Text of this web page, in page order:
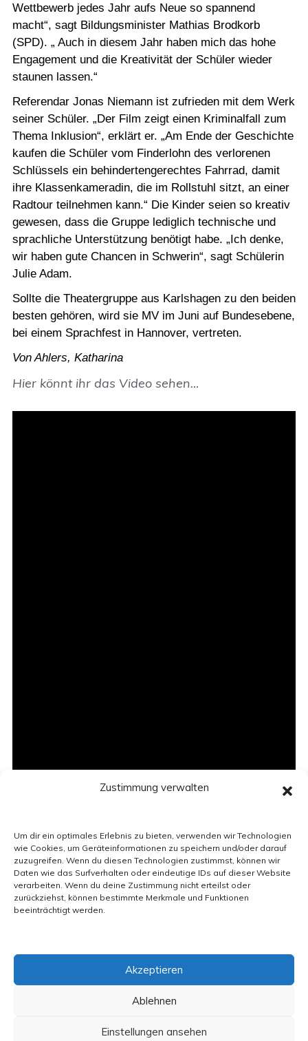
Zustimmung verwalten
Um dir ein optimales Erlebnis zu bieten, verwenden wir Technologien
wie Cookies, um Geräteinformationen zu speichern und/oder darauf
zuzugreifen. Wenn du diesen Technologien zustimmst, können wir
Daten wie das Surfverhalten oder eindeutige IDs auf dieser Website
verarbeiten. Wenn du deine Zustimmung nicht erteilst oder
zurückziehst, können bestimmte Merkmale und Funktionen
beeinträchtigt werden.
Akzeptieren
Ablehnen
Einstellungen ansehen
Wettbewerb jedes Jahr aufs Neue so spannend
macht“, sagt Bildungsminister Mathias Brodkorb
(SPD). „ Auch in diesem Jahr haben mich das hohe
Engagement und die Kreativität der Schüler wieder
staunen lassen.“
Referendar Jonas Niemann ist zufrieden mit dem Werk
seiner Schüler. „Der Film zeigt einen Kriminalfall zum
Thema Inklusion“, erklärt er. „Am Ende der Geschichte
kaufen die Schüler vom Finderlohn des verlorenen
Schlüssels ein behindertengerechtes Fahrrad, damit
ihre Klassenkameradin, die im Rollstuhl sitzt, an einer
Radtour teilnehmen kann.“ Die Kinder seien so kreativ
gewesen, dass die Gruppe lediglich technische und
sprachliche Unterstützung benötigt habe. „Ich denke,
wir haben gute Chancen in Schwerin“, sagt Schülerin
Julie Adam.
Sollte die Theatergruppe aus Karlshagen zu den beiden
besten gehören, wird sie MV im Juni auf Bundesebene,
bei einem Sprachfest in Hannover, vertreten.
Von Ahlers, Katharina
Hier könnt ihr das Video sehen…
Anmelden